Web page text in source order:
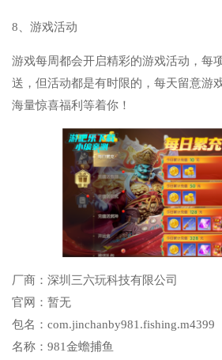
8、游戏活动
游戏每周都会开启精彩的游戏活动，每
送，但活动都是有时限的，每天留意游
海量惊喜福利等着你！
厂商： 深圳三六玩科技有限公司
官网： 暂无
包名： com.jinchanby981.fishing.m4399
名称： 981金蟾捕鱼